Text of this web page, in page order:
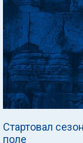
Стартовал
поле